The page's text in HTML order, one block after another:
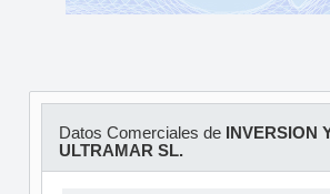
Datos Comerciales de INVERSION
ULTRAMAR SL.